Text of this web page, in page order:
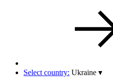
Select country: Ukraine ▾